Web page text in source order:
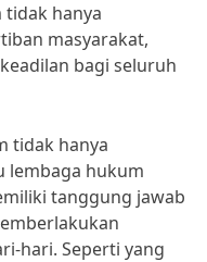
tidak hanya
masyarakat,
bagi seluruh
tidak hanya
lembaga hukum
tanggung jawab
hari. Seperti yang